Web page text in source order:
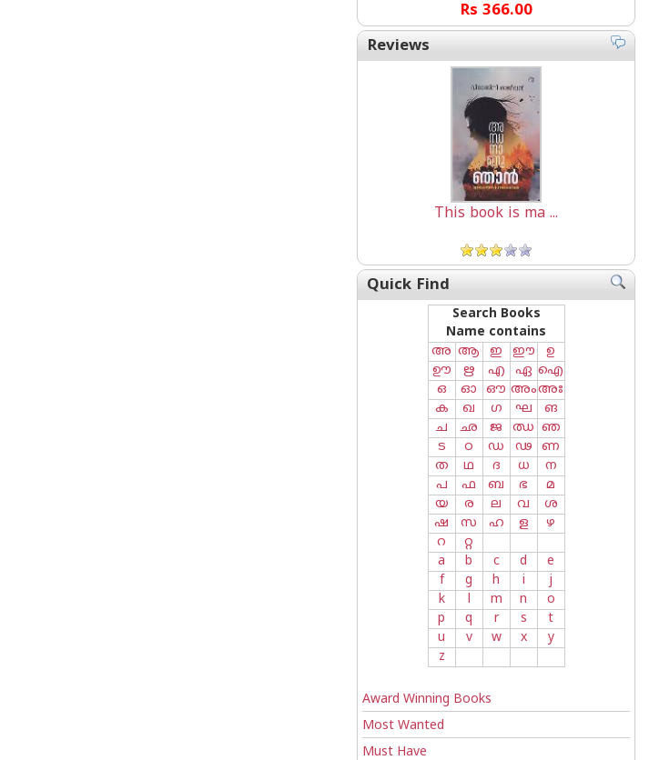
Rs 366.00
Reviews
This book is ma ...
Quick Find
Search Books
Name contains
അ ആ ഇ ഈ
ഉ
ഊ
ഋ എ ഏ ഐ
ഒ
ഓ ഔ അംഅഃ
ക
ഖ ഗ ഘ
ങ
ച
ഛ ജ ഝ ഞ
ട
ഠ ഡ ഢ
ണ
ത
ഥ ദ ധ
ന
പ
ഫ ബ ഭ
മ
യ
ര ല വ
ശ
ഷ
സ ഹ ള
ഴ
റ
റ്റ
a
b c d
e
f
g h i
j
k
l m n
o
p
q r s
t
u
v w x
y
z
Award Winning Books
Most Wanted
Must Have